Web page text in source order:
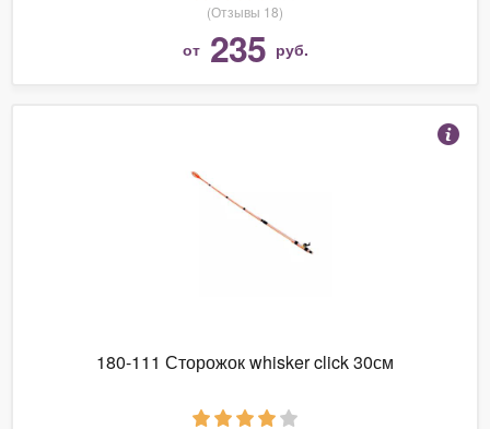
(Отзывы 18)
от 235 руб.
180-111 Сторожок whisker click 30см